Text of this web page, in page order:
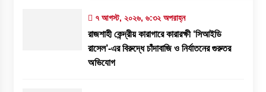
৭ আগস্ট, ২০২৬, ৬:৩২ অপরাহ্ন
রাজশাহী কেন্দ্রীয় কারাগারে কারারক্ষী ‘সিআইডি
রাসেল’-এর বিরুদ্ধে চাঁদাবাজি ও নির্যাতনের গুরুতর
অভিযোগ